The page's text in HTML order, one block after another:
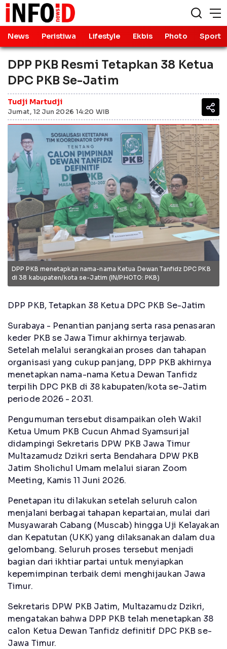
News Peristiwa Lifestyle Ekbis Photo Sport
DPP PKB Resmi Tetapkan 38 Ketua
DPC PKB Se-Jatim
Tudji Martudji
Jumat, 12 Jun 2026 14:20 WIB
DPP PKB menetapkan nama-nama Ketua Dewan Tanfidz DPC PKB
di 38 kabupaten/kota se-Jatim (IN/PHOTO: PKB)
DPP PKB, Tetapkan 38 Ketua DPC PKB Se-Jatim
Surabaya - Penantian panjang serta rasa penasaran
keder PKB se Jawa Timur akhirnya terjawab.
Setelah melalui serangkaian proses dan tahapan
organisasi yang cukup panjang, DPP PKB akhirnya
menetapkan nama-nama Ketua Dewan Tanfidz
terpilih DPC PKB di 38 kabupaten/kota se-Jatim
periode 2026 - 2031.
Pengumuman tersebut disampaikan oleh Wakil
Ketua Umum PKB Cucun Ahmad Syamsurijal
didampingi Sekretaris DPW PKB Jawa Timur
Multazamudz Dzikri serta Bendahara DPW PKB
Jatim Sholichul Umam melalui siaran Zoom
Meeting, Kamis 11 Juni 2026.
Penetapan itu dilakukan setelah seluruh calon
menjalani berbagai tahapan kepartaian, mulai dari
Musyawarah Cabang (Muscab) hingga Uji Kelayakan
dan Kepatutan (UKK) yang dilaksanakan dalam dua
gelombang. Seluruh proses tersebut menjadi
bagian dari ikhtiar partai untuk menyiapkan
kepemimpinan terbaik demi menghijaukan Jawa
Timur.
Sekretaris DPW PKB Jatim, Multazamudz Dzikri,
mengatakan bahwa DPP PKB telah menetapkan 38
calon Ketua Dewan Tanfidz definitif DPC PKB se-
Jawa Timur.